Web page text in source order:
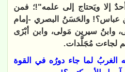
إلا ويَحتاج إلى علمه"!؛ فمن
عباس؟! والحَسَنُ البصري -إمام
وابنُ سيرين مَولى، وابن أبْزَى
لجاءت مُجَلَّدات.
الغربُ لما جاء دورُه في القوة